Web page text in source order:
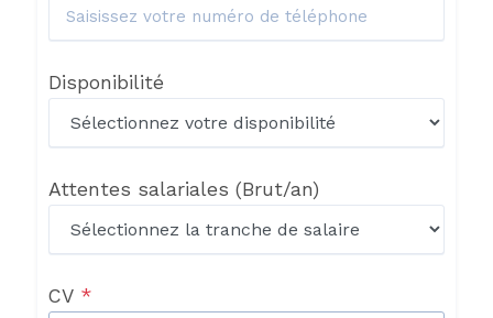
Disponibilité
Attentes salariales (Brut/an)
CV *